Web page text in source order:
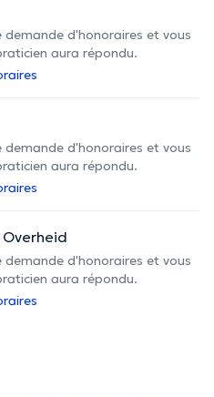
demande d'honoraires et vous
aura répondu.
demande d'honoraires et vous
aura répondu.
demande d'honoraires et vous
aura répondu.